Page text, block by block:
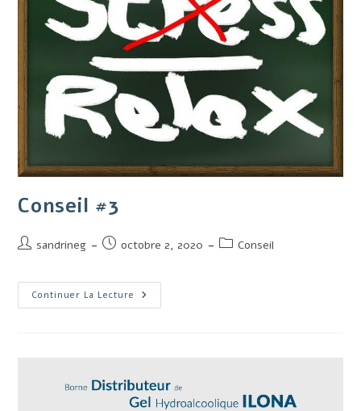
Conseil #3
sandrineg octobre 2, 2020 Conseil
Continuer La Lecture